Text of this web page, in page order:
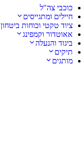
כוכבי צה"ל
חיילים ומתגייסים
ציוד טקטי וכוחות ביטחון
אאוטדור וקמפינג
ביגוד והנעלה
תיקים
מותגים